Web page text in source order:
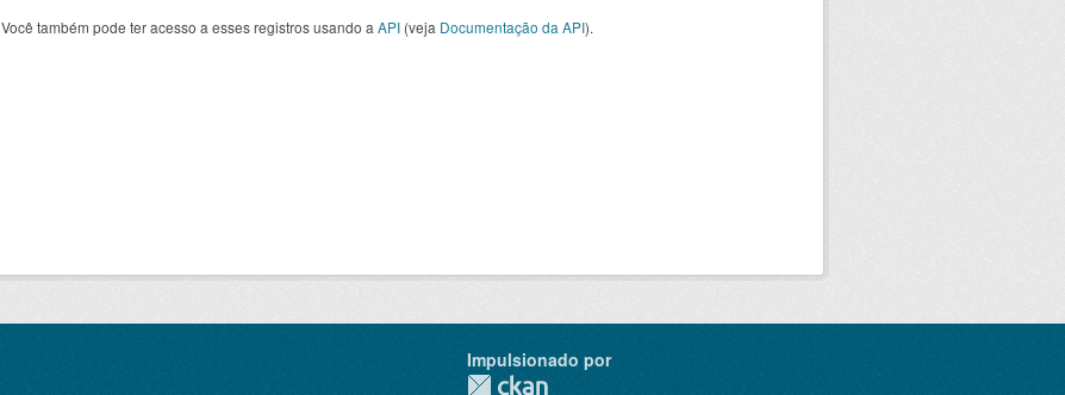
Você também pode ter acesso a esses registros usando a API (veja Documentação da API).
Impulsionado por